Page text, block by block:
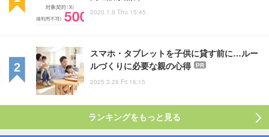
2020.1.9 Thu 15:45
スマホ・タブレットを子供に貸す前に…ルー
ルづくりに必要な親の心得
PR
2025.3.28 Fri 16:15
ランキングをもっと見る